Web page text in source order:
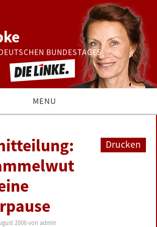
BUNDESTAGES
MENU
Drucken
2006 vonadmin